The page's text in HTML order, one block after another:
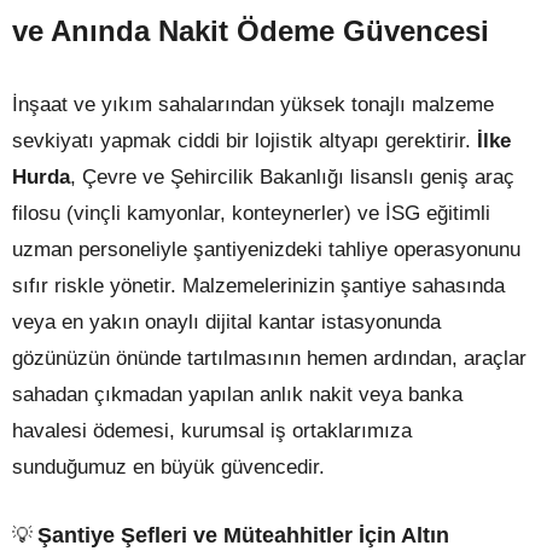
ve Anında Nakit Ödeme Güvencesi
İnşaat ve yıkım sahalarından yüksek tonajlı malzeme
sevkiyatı yapmak ciddi bir lojistik altyapı gerektirir. İlke
Hurda, Çevre ve Şehircilik Bakanlığı lisanslı geniş araç
filosu (vinçli kamyonlar, konteynerler) ve İSG eğitimli
uzman personeliyle şantiyenizdeki tahliye operasyonunu
sıfır riskle yönetir. Malzemelerinizin şantiye sahasında
veya en yakın onaylı dijital kantar istasyonunda
gözünüzün önünde tartılmasının hemen ardından, araçlar
sahadan çıkmadan yapılan anlık nakit veya banka
havalesi ödemesi, kurumsal iş ortaklarımıza
sunduğumuz en büyük güvencedir.
💡 Şantiye Şefleri ve Müteahhitler İçin Altın